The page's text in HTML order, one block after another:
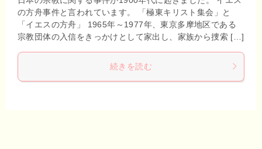
の方舟事件と言われています。 「極東キリスト集会」と
「イエスの方舟」 1965年～1977年、東京多摩地区である
宗教団体の入信をきっかけとして家出し、家族から捜索 […]
続きを読む